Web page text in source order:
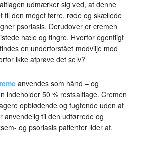
udmærker sig ved, at denne
til den meget tørre, røde og skællede
psoriasis. Derudover er cremen
hæle og fingre. Hvorfor egentligt
en underforstået modvilje mod
ikke afprøve det selv?
anvendes som hånd – og
indeholder 50 % restsaltlage. Cremen
opblødende og fugtende uden at
anvendelig til den udtørrede og
og psoriasis patienter lider af.